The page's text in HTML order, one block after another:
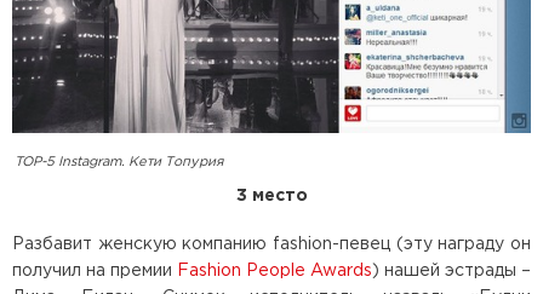
TOP-5 Instagram. Кети Топурия
3 место
Разбавит женскую компанию fashion-певец (эту награду он
получил на премии
Fashion People Awards ) нашей эстрады –